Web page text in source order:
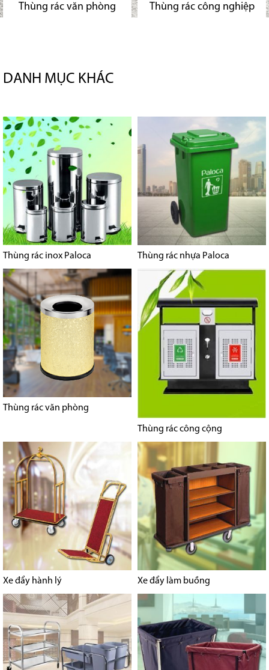
Thùng rác văn phòng Thùng rác công nghiệp
DANH MỤC KHÁC
Thùng rác inox Paloca Thùng rác nhựa Paloca
Thùng rác văn phòng
Thùng rác công cộng
Xe đẩy hành lý Xe đẩy làm buồng